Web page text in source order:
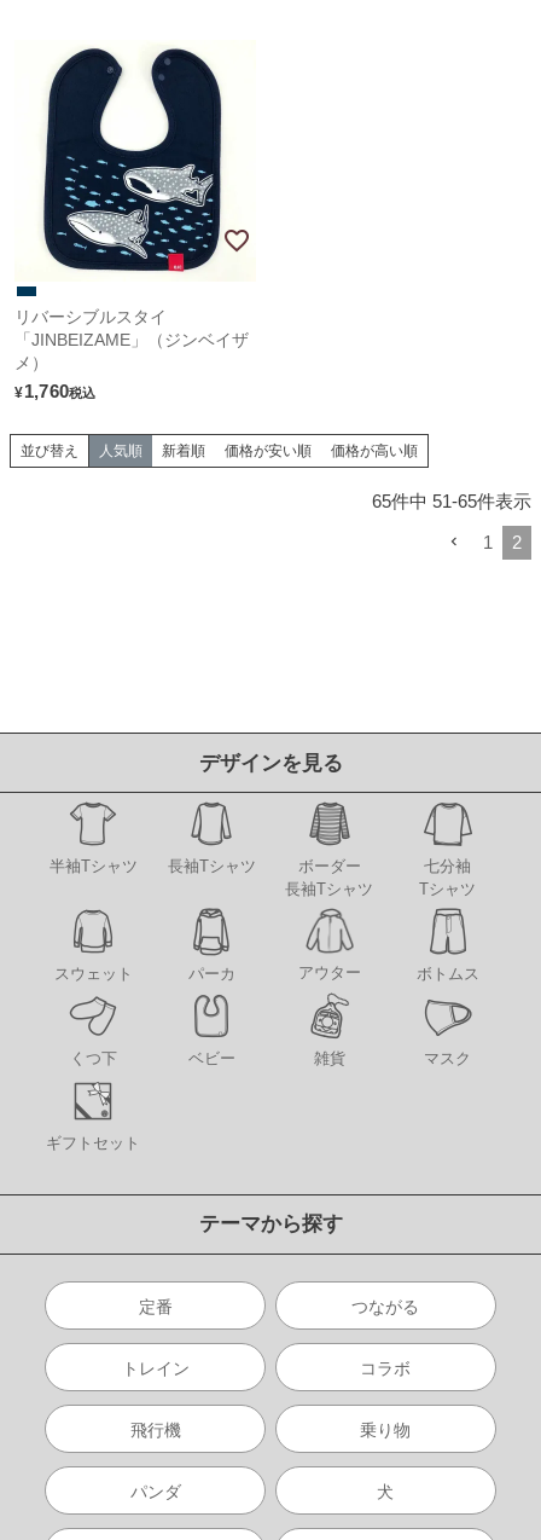
リバーシブルスタイ
「JINBEIZAME」（ジンベイザ
メ）
¥1,760税込
並び替え 人気順 新着順 価格が安い順 価格が高い順
65件中 51-65件表示
1
2
デザインを見る
半袖Tシャツ 長袖Tシャツ
ボーダー
長袖Tシャツ
七分袖
Tシャツ
スウェット パーカ アウター ボトムス
くつ下 ベビー 雑貨 マスク
ギフトセット
テーマから探す
定番 つながる
トレイン コラボ
飛行機 乗り物
パンダ 犬